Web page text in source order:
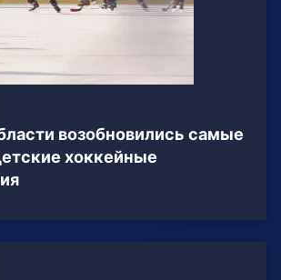
возобновились самые
хоккейные